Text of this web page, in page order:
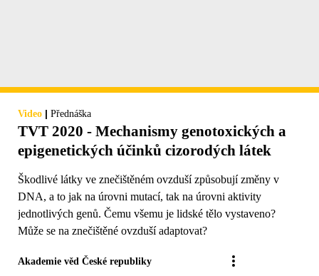
Video | Přednáška
TVT 2020 - Mechanismy genotoxických a
epigenetických účinků cizorodých látek
Škodlivé látky ve znečištěném ovzduší způsobují změny v
DNA, a to jak na úrovni mutací, tak na úrovni aktivity
jednotlivých genů. Čemu všemu je lidské tělo vystaveno?
Může se na znečištěné ovzduší adaptovat?
Akademie věd České republiky